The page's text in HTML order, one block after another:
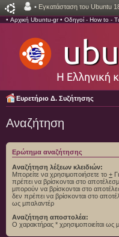
• Εγκατάσταση του Ubuntu
• Αρχική Ubuntu-gr• Οδηγοί - How to -
Ευρετήριο Δ. Συζήτησης
Αναζήτηση
Ερώτημα αναζήτησης
Αναζήτηση λέξεων κλειδιών:
Μπορείτε να χρησιμοποιήσετε το +
πρέπει να βρίσκονται στο
μπορούν να βρίσκονται στο
δεν πρέπει να βρίσκονται στο
ως μπαλαντέρ
Αναζήτηση αποστολέα:
Ο χαρακτήρας * χρησιμοποιείται ως